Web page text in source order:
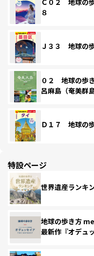
８
Ｊ３３ 地球の
０２ 地球の
呂麻島（奄美群
Ｄ１７ 地球の
特設ページ
世界遺産ランキ
地球の歩き方
最新作『オデュ